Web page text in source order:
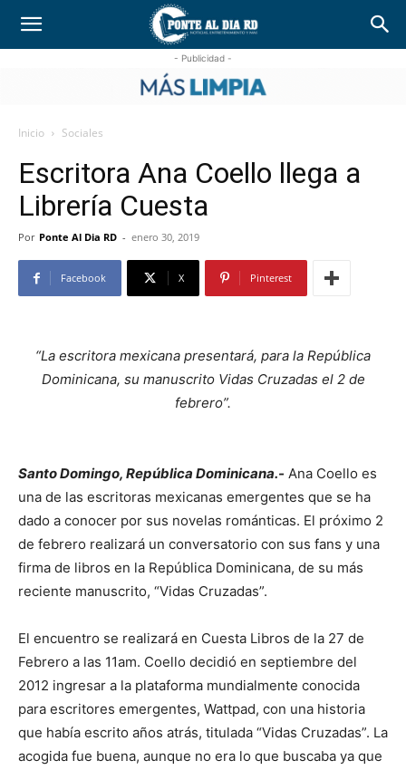
- Publicidad -
Inicio Sociales
Escritora Ana Coello llega a
Librería Cuesta
Por Ponte Al Dia RD - enero 30, 2019
Facebook X Pinterest
“La escritora mexicana presentará, para la República
Dominicana, su manuscrito Vidas Cruzadas el 2 de
febrero”.
Santo Domingo, República Dominicana.- Ana Coello es
una de las escritoras mexicanas emergentes que se ha
dado a conocer por sus novelas románticas. El próximo 2
de febrero realizará un conversatorio con sus fans y una
firma de libros en la República Dominicana, de su más
reciente manuscrito, “Vidas Cruzadas”.
El encuentro se realizará en Cuesta Libros de la 27 de
Febrero a las 11am. Coello decidió en septiembre del
2012 ingresar a la plataforma mundialmente conocida
para escritores emergentes, Wattpad, con una historia
que había escrito años atrás, titulada “Vidas Cruzadas”. La
acogida fue buena, aunque no era lo que buscaba ya que